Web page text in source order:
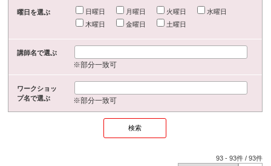
曜日を選ぶ 日曜日 月曜日 火曜日
水曜日
木曜日
金曜日 土曜日
講師名で選ぶ
※部分一致可
ワークショッ
プ名で選ぶ
※部分一致可
93 -93件 /93件